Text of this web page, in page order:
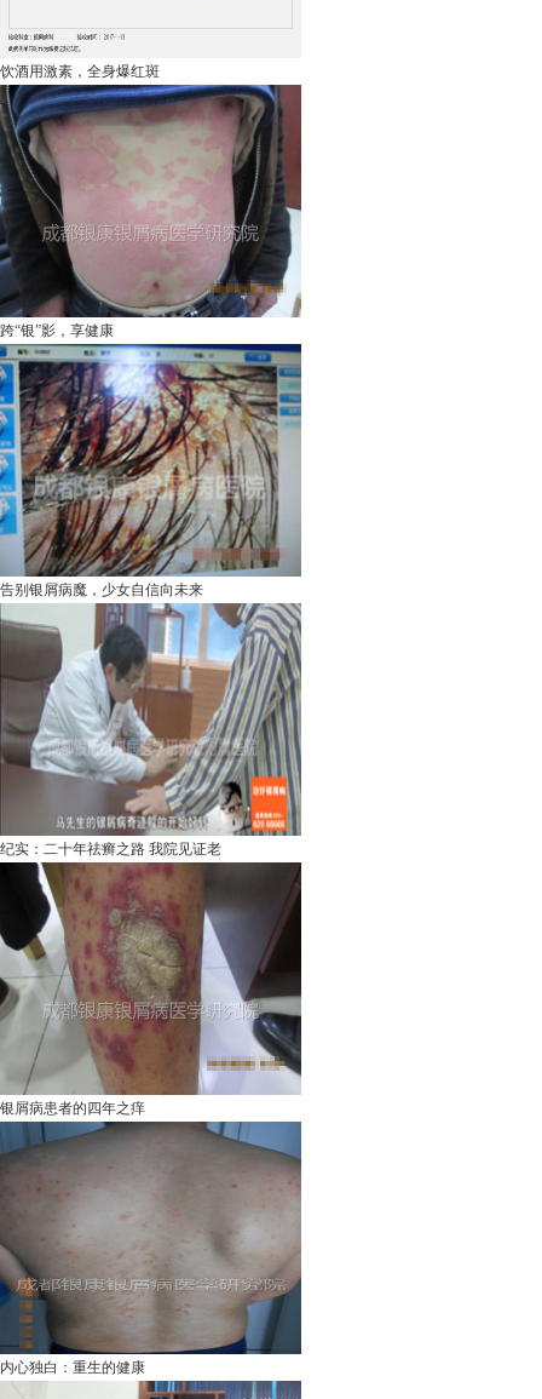
饮酒用激素，全身爆红斑
跨“银”影，享健康
告别银屑病魔，少女自信向未来
纪实：二十年祛癣之路 我院见证老
银屑病患者的四年之痒
内心独白：重生的健康